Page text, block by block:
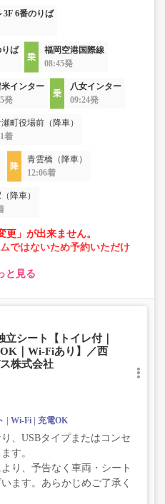
3F 6番のりば
ば
福岡空港国際線
08:45発
インター
発
八女インター
09:24発
町役場前（降車）
着
青雲橋（降車）
12:06着
降車）
更」が出来ません。
ではないため予約いただけ
合がございます。これに伴
。
と見る
立シート【トイレ付｜
｜Wi-Fiあり】／西
株式会社
Wi-Fi 充電OK
、USBタイプまたはコンセ
す。
り、予告なく車両・シート
ます。あらかじめご了承く